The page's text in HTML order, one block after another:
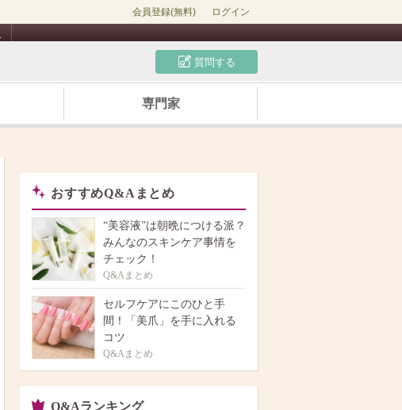
会員登録(無料) ログイン
質問する
専門家
おすすめQ&Aまとめ
“美容液”は朝晩につける派？
みんなのスキンケア事情を
チェック！
Q&Aまとめ
セルフケアにこのひと手
間！「美爪」を手に入れる
コツ
Q&Aまとめ
Q&Aランキング